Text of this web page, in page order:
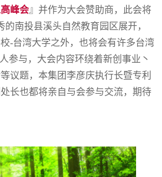
峰会』并作为大会赞助商，此会将
的南投县溪头自然教育园区展开，
-台湾大学之外，也将会有许多台湾
参与，大会内容环绕着新创事业丶
议题，本集团李彦庆执行长暨专利
长也都将亲自与会参与交流，期待